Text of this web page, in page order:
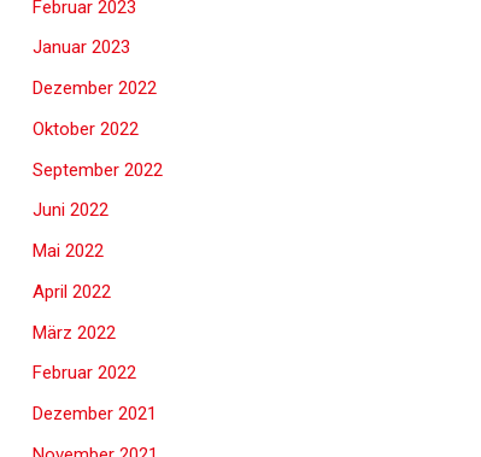
Februar 2023
Januar 2023
Dezember 2022
Oktober 2022
September 2022
Juni 2022
Mai 2022
April 2022
März 2022
Februar 2022
Dezember 2021